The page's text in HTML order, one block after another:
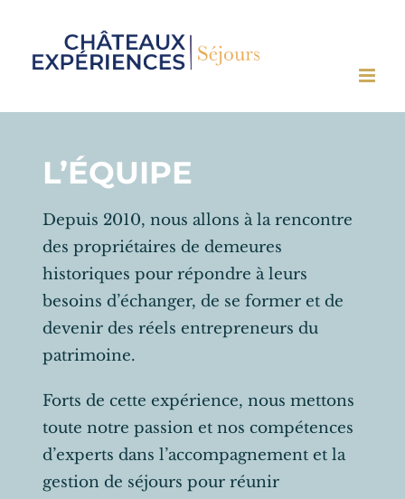
L’ÉQUIPE
Depuis 2010, nous allons à la rencontre
des propriétaires de demeures
historiques pour répondre à leurs
besoins d’échanger, de se former et de
devenir des réels entrepreneurs du
patrimoine.
Forts de cette expérience, nous mettons
toute notre passion et nos compétences
d’experts dans l’accompagnement et la
gestion de séjours pour réunir